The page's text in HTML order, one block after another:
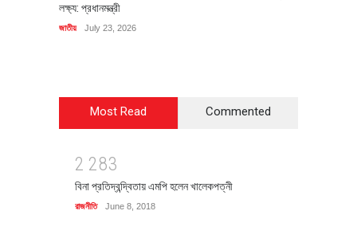
লক্ষ্য: প্রধানমন্ত্রী
জাতীয় July 23, 2026
Most Read Commented
2 283
বিনা প্রতিদ্বন্দ্বিতায় এমপি হলেন খালেকপত্নী
রাজনীতি June 8, 2018